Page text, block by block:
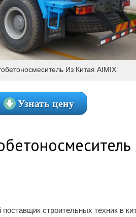
Из Китая AIMIX
Узнать цену
строительных техник в